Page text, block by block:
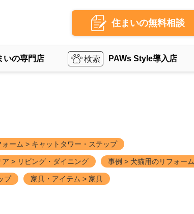
住まいの無料相談
いの専門店 PAWs Style導入店
ーム > キャットタワー・ステップ
ア > リビング・ダイニング 事例 > 犬猫用のリフォーム
プ 家具・アイテム > 家具